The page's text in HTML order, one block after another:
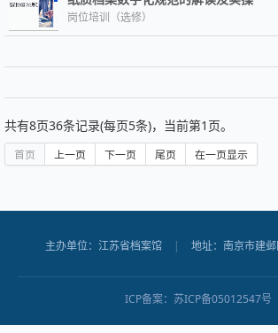
岗位培训（选修）
共有8页36条记录(每页5条)，当前第1 页。
首页 上一页 下一页 尾页 在一页显示
主办单位：江苏省档案馆 | 地址：南京市建
ICP备案： 苏ICP备05012547号